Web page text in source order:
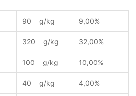
90 g/kg 9,00%
320 g/kg 32,00%
100 g/kg 10,00%
40 g/kg 4,00%